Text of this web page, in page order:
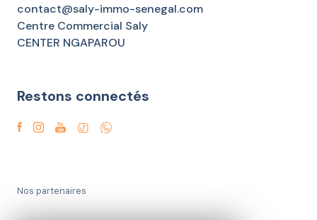
contact@saly-immo-senegal.com
Centre Commercial Saly
CENTER NGAPAROU
Restons connectés
Nos partenaires